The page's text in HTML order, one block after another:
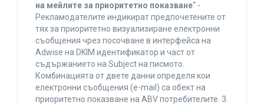
на мейлите за приоритетно показване“ -
Рекламодателите индикират предпочетените от
тях за приоритетно визуализиране електронни
съобщения чрез посочване в интерфейса на
Adwise на DKIM идентификатор и част от
съдържанието на Subject на писмото.
Комбинацията от двете данни определя кои
електронни съобщения (e-mail) са обект на
приоритетно показване на ABV потребителите. 3.